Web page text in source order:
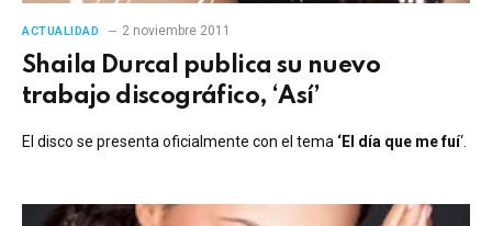
ACTUALIDAD 2 noviembre 2011
Shaila Durcal publica su nuevo
trabajo discográfico, ‘Así’
El disco se presenta oficialmente con el tema ‘El día que me fuí‘.